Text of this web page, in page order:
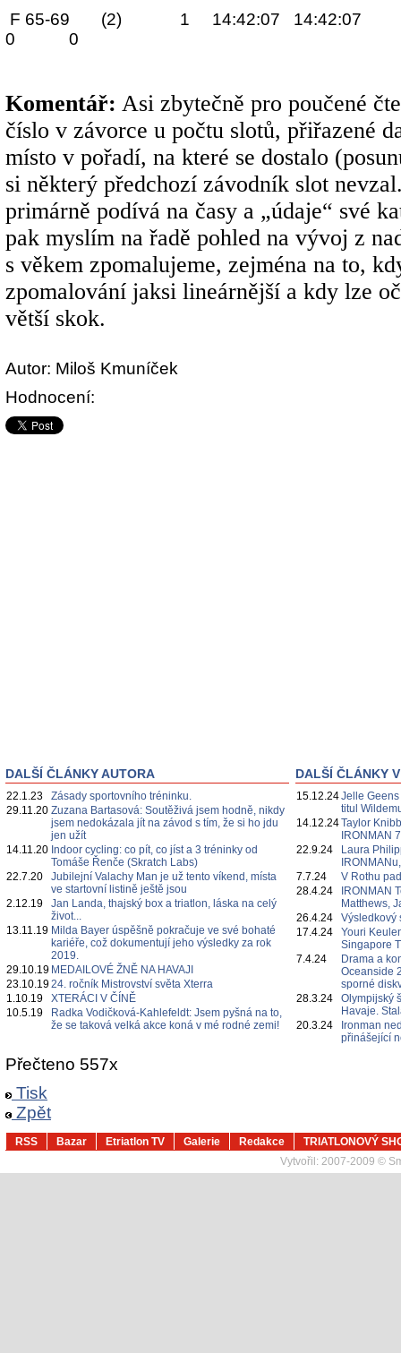
F 65-69 (2) 1 14:42:07
0 0
Komentář: Asi zbytečně pro poučené
číslo v závorce u počtu slotů, přiřazené
místo v pořadí, na které se dostalo
si některý předchozí závodník slot
primárně podívá na časy a „údaje“ své
pak myslím na řadě pohled na vývoj z
s věkem zpomalujeme, zejména na to,
zpomalování jaksi lineárnější a kdy lze
větší skok.
Autor: Miloš Kmuníček
Hodnocení:
DALŠÍ ČLÁNKY AUTORA
22.1.23
Zásady sportovního tréninku.
29.11.20 Zuzana Bartasová: Soutěživá jsem hodně, nikdy
jsem nedokázala jít na závod s tím, že si ho jdu
jen užít
14.11.20 Indoor cycling: co pít, co jíst a 3 tréninky od
Tomáše Řenče (Skratch Labs)
22.7.20
Jubilejní Valachy Man je už tento víkend, místa
ve startovní listině ještě jsou
2.12.19
Jan Landa, thajský box a triatlon, láska na celý
život...
13.11.19 Milda Bayer úspěšně pokračuje ve své bohaté
kariéře, což dokumentují jeho výsledky za rok
2019.
29.10.19 MEDAILOVÉ ŽNĚ NA HAVAJI
23.10.1924. ročník Mistrovství světa Xterra
1.10.19
XTERÁCI V ČÍNĚ
10.5.19
Radka Vodičková-Kahlefeldt: Jsem pyšná na to,
že se taková velká akce koná v mé rodné zemi!
DALŠÍ ČLÁNKY
15.12.24Jelle
titul
14.12.24Taylor
IRONMAN
22.9.24
Laura
7.7.24
V Rothu
28.4.24
IRONMAN
Matthews,
26.4.24
Výsledkový
17.4.24
Youri
Singapore
7.4.24
Drama a
Oceanside
sporné
28.3.24
Olympijský
Havaje.
20.3.24
Ironman
přinášející
Přečteno 557x
Tisk
Zpět
RSS Bazar Etriatlon TV Galerie Redakce
TRIATLONOVÝ
Vytvořil: 2007-2009 ©